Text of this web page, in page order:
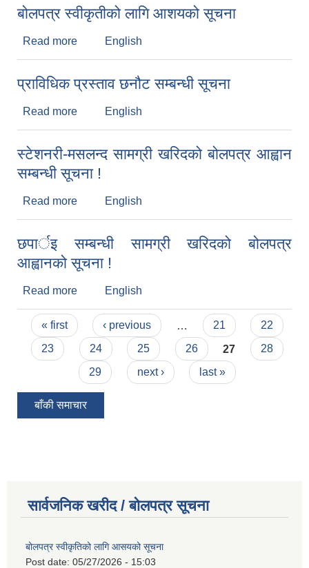
बोलपत्र स्वीकृतीको लागि आशयको सूचना
Read more about बोलपत्र स्वीकृतीको लागि आशयको सूचना
English
प्राविधिक प्रस्ताव छनौट सम्बन्धी सूचना
Read more about प्राविधिक प्रस्ताव छनौट सम्बन्धी सूचना
English
स्टेशनरी-मसलन्द सामग्री खरिदको बोलपत्र आह्वान
सम्बन्धी सूचना !
Read more about स्टेशनरी-मसलन्द सामग्री खरिदको बोलपत्र आह्वान
English
छपार्इ सम्बन्धी सामग्री खरिदको बोलपत्र
आह्वानको सूचना !
Read more about छपार्इ सम्बन्धी सामग्री खरिदको बोलपत्र आह्वानको
English
Pages
« first ‹ previous 21
22
23
24 25 26 27
28
29
next › last »
बाँकी समाचार
सार्वजनिक खरीद / बोलपत्र सूचना
बोलपत्र स्वीकृतिको लागि आसयको सूचना
Post date: 05/27/2026 - 15:03